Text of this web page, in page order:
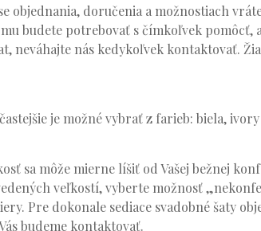
objednania, doručenia a možnostiach
budete potrebovať s čímkoľvek pomôcť,
nás kedykoľvek kontaktovať.
je možné vybrať z farieb: biela,
sa môže mierne líšiť od Vašej bežnej
veľkostí, vyberte možnosť
Pre dokonale sediace svadobné šaty
budeme kontaktovať.